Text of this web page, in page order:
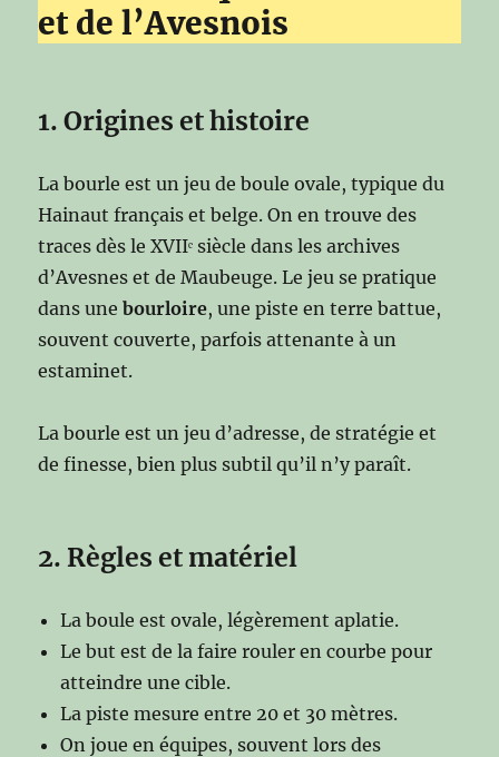
et de l’Avesnois
1. Origines et histoire
La bourle est un jeu de boule ovale, typique du
Hainaut français et belge. On en trouve des
traces dès le XVIIᵉ siècle dans les archives
d’Avesnes et de Maubeuge. Le jeu se pratique
dans unebourloire, une piste en terre battue,
souvent couverte, parfois attenante à un
estaminet.
La bourle est un jeu d’adresse, de stratégie et
de finesse, bien plus subtil qu’il n’y paraît.
2. Règles et matériel
La boule est ovale, légèrement aplatie.
Le but est de la faire rouler en courbe pour
atteindre une cible.
La piste mesure entre 20 et 30 mètres.
On joue en équipes, souvent lors des